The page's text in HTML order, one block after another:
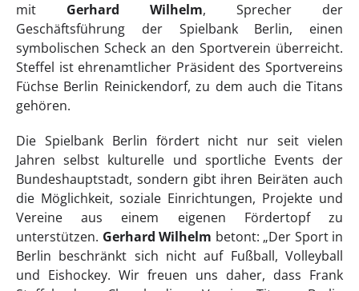
mit Gerhard Wilhelm, Sprecher der
Geschäftsführung der Spielbank Berlin, einen
symbolischen Scheck an den Sportverein überreicht.
Steffel ist ehrenamtlicher Präsident des Sportvereins
Füchse Berlin Reinickendorf, zu dem auch die Titans
gehören.
Die Spielbank Berlin fördert nicht nur seit vielen
Jahren selbst kulturelle und sportliche Events der
Bundeshauptstadt, sondern gibt ihren Beiräten auch
die Möglichkeit, soziale Einrichtungen, Projekte und
Vereine aus einem eigenen Fördertopf zu
unterstützen. Gerhard Wilhelm betont: „Der Sport in
Berlin beschränkt sich nicht auf Fußball, Volleyball
und Eishockey. Wir freuen uns daher, dass Frank